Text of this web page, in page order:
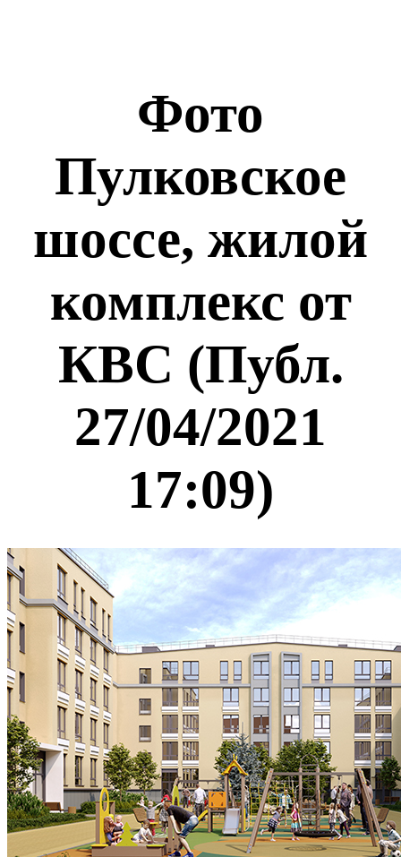
Фото
Пулковское
шоссе, жилой
комплекс от
КВС (Публ.
27/04/2021
17:09)